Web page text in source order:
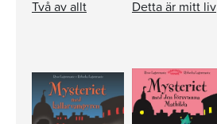
Två av allt Detta är mitt liv